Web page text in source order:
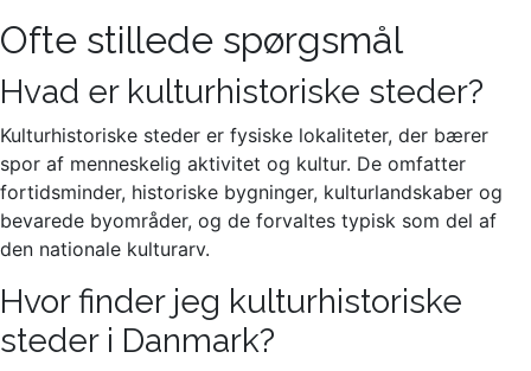
Ofte stillede spørgsmål
Hvad er kulturhistoriske steder?
Kulturhistoriske steder er fysiske lokaliteter, der bærer
spor af menneskelig aktivitet og kultur. De omfatter
fortidsminder, historiske bygninger, kulturlandskaber og
bevarede byområder, og de forvaltes typisk som del af
den nationale kulturarv.
Hvor finder jeg kulturhistoriske
steder i Danmark?